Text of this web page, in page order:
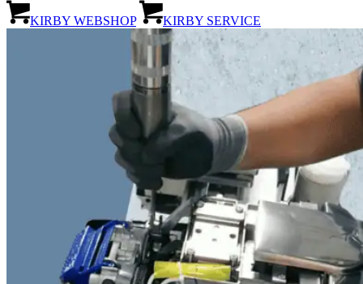
KIRBY WEBSHOP KIRBY SERVICE